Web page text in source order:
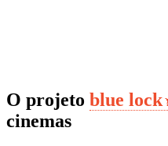
O projeto blue lock
cinemas